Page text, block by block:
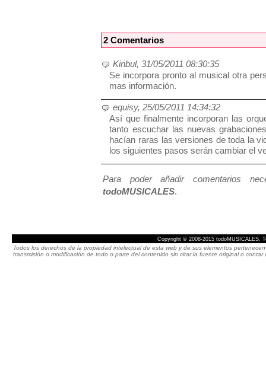
2 Comentarios
Kinbul, 31/05/2011 08:30:35
Se incorpora pronto al musical otra
mas información.
equisy, 25/05/2011 14:34:32
Así que finalmente incorporan las
tanto escuchar las nuevas
hacían raras las versiones de toda la
los siguientes pasos serán cambiar el
Para poder añadir comentarios
todoMUSICALES.
Copyright © 2008-2015 todoMUSICALES.
Todos los derechos de la propiedad intelectual de esta web y de sus elementos
transmisión o modificación de todo o parte del contenido sin citar la fuente original o